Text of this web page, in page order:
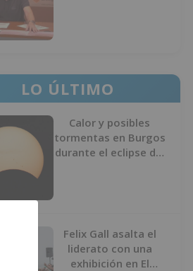
LO ÚLTIMO
Calor y posibles
tormentas en Burgos
durante el eclipse del
Felix Gall asalta el
liderato con una
exhibición en El